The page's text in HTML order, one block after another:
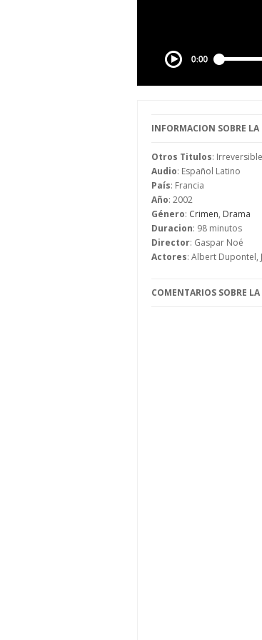
INFORMACION SOBRE LA
Otros Titulos: Irreversible
Audio: Español Latino
País: Francia
Año: 2002
Género: Crimen, Drama
Duracion: 98 minutos
Director: Gaspar Noé
Actores: Albert Dupontel,
COMENTARIOS SOBRE